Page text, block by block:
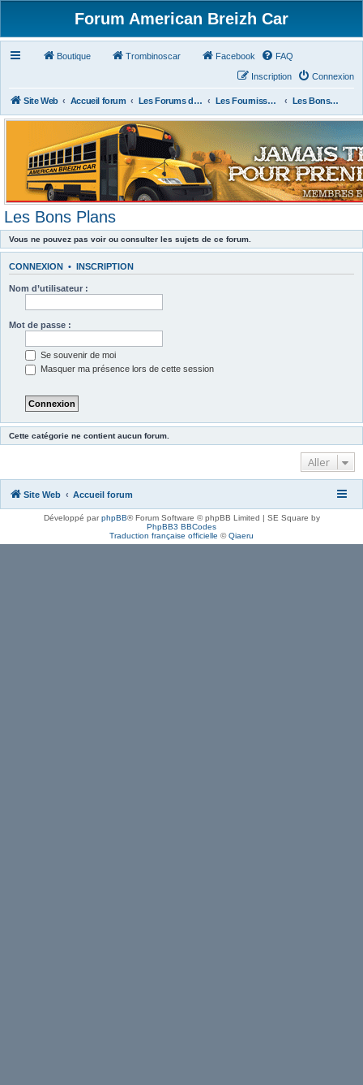
Forum American Breizh Car
Boutique Trombinoscar Facebook FAQ
Connexion
Inscription
Site Web Accueil forum Les Forums des Membres du Club Les Fournisseurs Américains ou Français Les Bons Plans
Les Bons Plans
Vous ne pouvez pas voir ou consulter les sujets de ce forum.
CONNEXION • INSCRIPTION
Nom d’utilisateur :
Mot de passe :
Se souvenir de moi
Masquer ma présence lors de cette session
Cette catégorie ne contient aucun forum.
Aller
Site Web Accueil forum
Développé parphpBB® Forum Software © phpBB Limited | SE Square by
PhpBB3 BBCodes
Traduction française officielle ©Qiaeru